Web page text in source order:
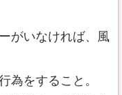
がいなければ、風
為をすること。